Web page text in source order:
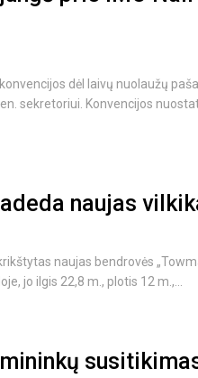
dėl laivų nuolaužų
sekretoriui. Konvencijos
naujas
naujas bendrovės
jo ilgis 22,8 m., plotis 12 m.,...